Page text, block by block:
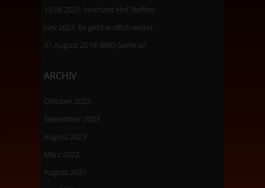
13.08.2021: Hochzeit Hof Steffen
Juni 2021: Es geht endlich weiter …
31.August 2019: BBQ-Seminar
ARCHIV
Oktober 2023
September 2023
August 2023
März 2022
August 2021